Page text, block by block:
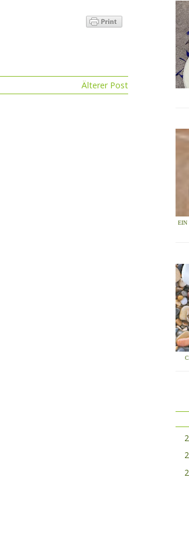
Älterer Post
EIN